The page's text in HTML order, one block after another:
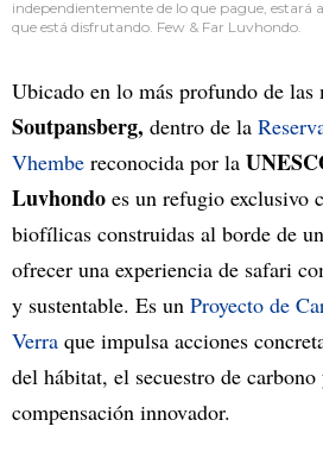
independientemente de lo que pague, estará
que está disfrutando. Few & Far Luvhondo.
Ubicado en lo más profundo de las
Soutpansberg, dentro de la
Vhembe reconocida por la
Luvhondo es un refugio exclusivo
biofílicas construidas al borde de
ofrecer una experiencia de safari
y sustentable. Es un Proyecto de
Verra que impulsa acciones
del hábitat, el secuestro de
compensación innovador.